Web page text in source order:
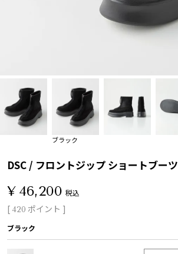
ブラック
DSC / フロントジップ ショートブーツ
¥ 46,200 税込
[ 420 ポイント ]
ブラック